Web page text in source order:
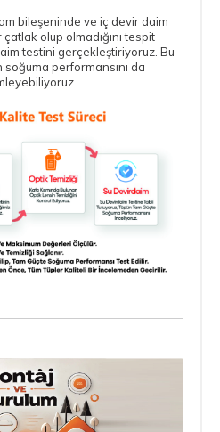
bileşeninde ve iç devir daim
olup olmadığını tespit
testini gerçekleştiriyoruz. Bu
soğuma performansını da